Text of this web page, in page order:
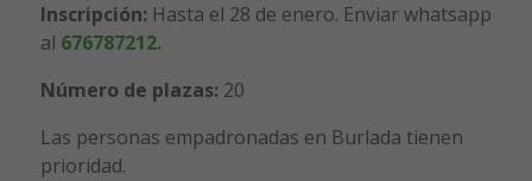
Inscripción: Hasta el 28 de enero. Enviar whatsapp
al 676787212.
Número de plazas: 20
Las personas empadronadas en Burlada tienen
prioridad.